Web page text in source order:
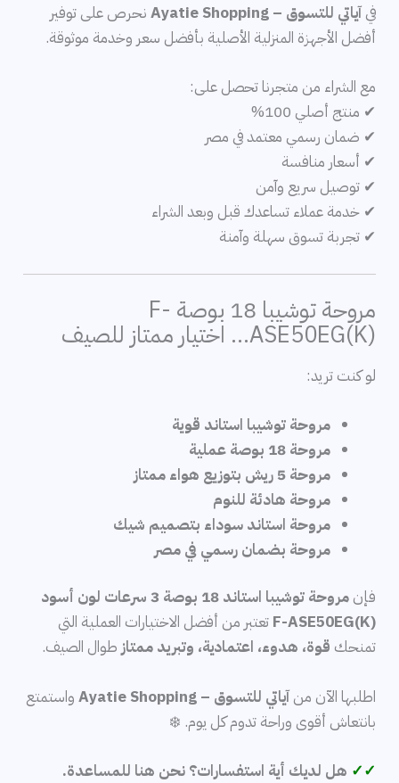
فيآياتي للتسوق – Ayatie Shopping
نحرص على توفير
أفضل الأجهزة المنزلية الأصلية بأفضل سعر وخدمة موثوقة.
مع الشراء من متجرنا تحصل على:
✔ منتج أصلي 100%
✔ ضمان رسمي معتمد في مصر
✔ أسعار منافسة
✔ توصيل سريع وآمن
✔ خدمة عملاء تساعدك قبل وبعد الشراء
✔ تجربة تسوق سهلة وآمنة
مروحة توشيبا 18 بوصة F-
ASE50EG(K)… اختيار ممتاز للصيف
لو كنت تريد:
مروحة توشيبا استاند قوية
مروحة 18 بوصة عملية
مروحة 5 ريش بتوزيع هواء ممتاز
مروحة هادئة للنوم
مروحة استاند سوداء بتصميم شيك
مروحة بضمان رسمي في مصر
فإن
مروحة توشيبا استاند 18 بوصة 3 سرعات لون أسود
F-ASE50EG(K) تعتبر من أفضل الاختيارات العملية التي
تمنحك قوة، هدوء، اعتمادية، وتبريد ممتازطوال الصيف.
اطلبها الآن منآياتي للتسوق – Ayatie Shopping
واستمتع
بانتعاش أقوى وراحة تدوم كل يوم. ❄️
✓✓ هل لديك أية استفسارات؟ نحن هنا للمساعدة.